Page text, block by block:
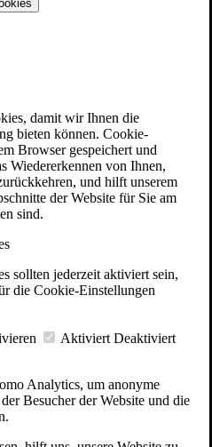
damit wir Ihnen die
bieten können. Cookie-
Browser gespeichert und
Wiedererkennen von Ihnen,
und hilft unserem
der Website für Sie am
sind.
sollten jederzeit aktiviert sein,
die Cookie-Einstellungen
Aktiviert Deaktiviert
Analytics, um anonyme
Besucher der Website und die